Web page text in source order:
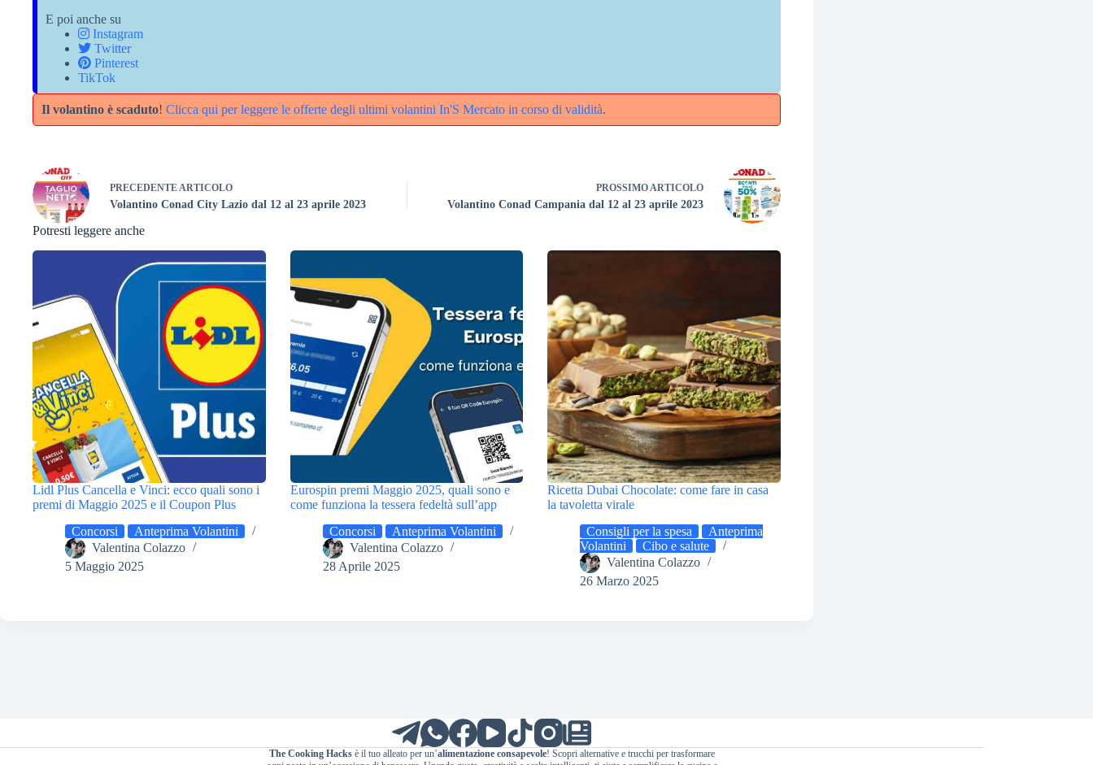
E poi anche su
Instagram
Twitter
Pinterest
TikTok
Il volantino è scaduto! Clicca qui per leggere le offerte degli ultimi volantini In'S Mercato in corso di validità.
PRECEDENTE ARTICOLO
Volantino Conad City Lazio dal 12 al 23 aprile 2023
PROSSIMO ARTICOLO
Volantino Conad Campania dal 12 al 23 aprile 2023
Potresti leggere anche
Lidl Plus Cancella e Vinci: ecco quali sono i
premi di Maggio 2025 e il Coupon Plus
Concorsi
Anteprima Volantini
Valentina Colazzo
5 Maggio 2025
Eurospin premi Maggio 2025, quali sono e
come funziona la tessera fedeltà sull’app
Concorsi
Anteprima Volantini
Valentina Colazzo
28 Aprile 2025
Ricetta Dubai Chocolate: come fare in casa
la tavoletta virale
Consigli per la spesa
Anteprima
Volantini
Cibo e salute
Valentina Colazzo
26 Marzo 2025
The Cooking Hacksè il tuo alleato per un’alimentazione consapevole! Scopri alternative e trucchi per trasformare